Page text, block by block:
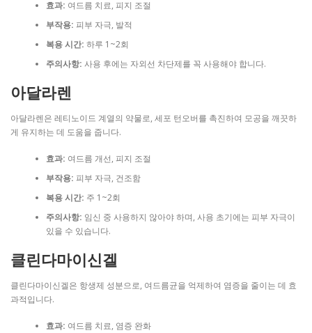
효과: 여드름 치료, 피지 조절
부작용: 피부 자극, 발적
복용 시간: 하루 1~2회
주의사항: 사용 후에는 자외선 차단제를 꼭 사용해야 합니다.
아달라렌
아달라렌은 레티노이드 계열의 약물로, 세포 턴오버를 촉진하여 모공을 깨끗하
게 유지하는 데 도움을 줍니다.
효과: 여드름 개선, 피지 조절
부작용: 피부 자극, 건조함
복용 시간: 주 1~2회
주의사항: 임신 중 사용하지 않아야 하며, 사용 초기에는 피부 자극이
있을 수 있습니다.
클린다마이신겔
클린다마이신겔은 항생제 성분으로, 여드름균을 억제하여 염증을 줄이는 데 효
과적입니다.
효과: 여드름 치료, 염증 완화